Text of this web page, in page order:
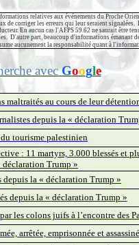
relatives aux événements du Proche
de corriger les erreurs qui leur seraient signalées.
En aucun cas l'AFPS 59.62 ne saurait être
D'autre part, beaucoup d'informations émanant
aucunement la responsabilité quant à
avecGoogle
maltraités au cours de leur
depuis la « déclaration
tourisme palestinien
: 11 martyrs, 3.000 blessés et
déclaration Trump »
depuis la « déclaration Trump »
depuis la « déclaration Trump »
les colons juifs à l’encontre des
arrêtée, emprisonnée et